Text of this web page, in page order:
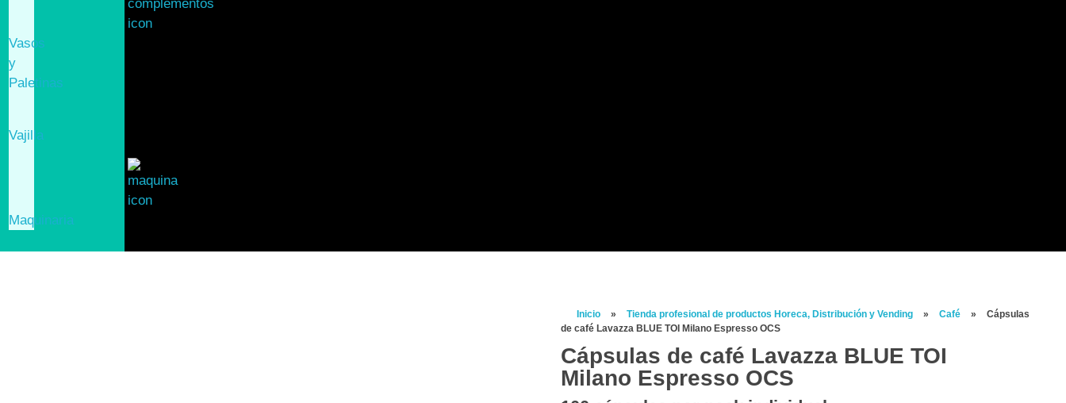
Vasos
y
Paletinas
Vajilla
Maquinaria
Inicio » Tienda profesional de productos Horeca, Distribución y Vending » Café »
Cápsulas
de café Lavazza BLUE TOI Milano Espresso OCS
Cápsulas de café Lavazza BLUE TOI
Milano Espresso OCS